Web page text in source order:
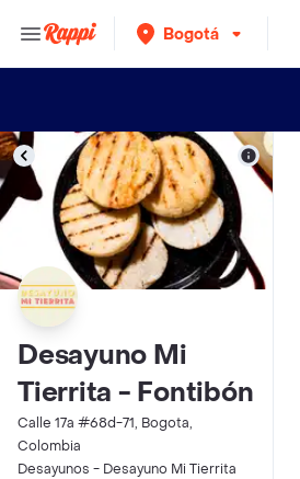
Bogotá
Desayuno Mi
Tierrita - Fontibón
Calle 17a #68d-71, Bogota,
Colombia
Desayunos - Desayuno Mi Tierrita